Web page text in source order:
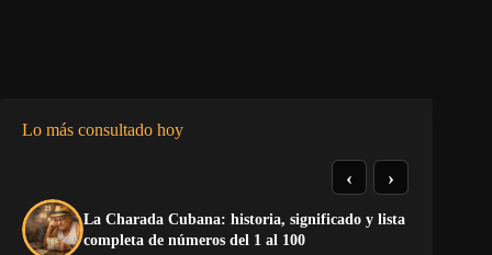
Lo más consultado hoy
La Charada Cubana: historia, significado y lista
completa de números del 1 al 100
‹ ›